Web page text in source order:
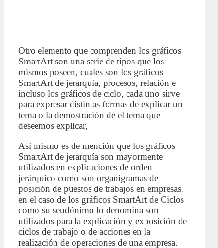
Otro elemento que comprenden los gráficos
SmartArt son una serie de tipos que los
mismos poseen, cuales son los gráficos
SmartArt de jerarquía, procesos, relación e
incluso los gráficos de ciclo, cada uno sirve
para expresar distintas formas de explicar un
tema o la demostración de el tema que
deseemos explicar,
Así mismo es de mención que los gráficos
SmartArt de jerarquía son mayormente
utilizados en explicaciones de orden
jerárquico como son organigramas de
posición de puestos de trabajos en empresas,
en el caso de los gráficos SmartArt de Ciclos
como su seudónimo lo denomina son
utilizados para la explicación y exposición de
ciclos de trabajo o de acciones en la
realización de operaciones de una empresa.